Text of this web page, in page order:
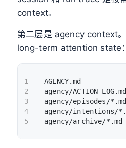
context。
第二层是 agency context
long-term attention state：
1
2
3
4
5
AGENCY.md
agency/ACTION_LOG.md
agency/episodes/*.md
agency/intentions/
agency/archive/*.md